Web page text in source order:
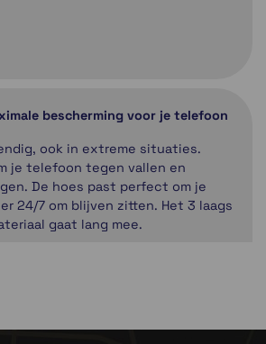
bescherming voor je telefoon
ook in extreme situaties.
je telefoon tegen vallen en
De hoes past perfect om je
24/7 om blijven zitten. Het 3 laags
gaat lang mee.